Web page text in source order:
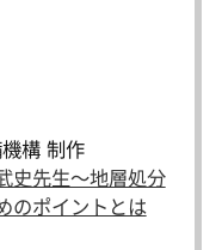
構 制作
史先生～地層処分
のポイントとは